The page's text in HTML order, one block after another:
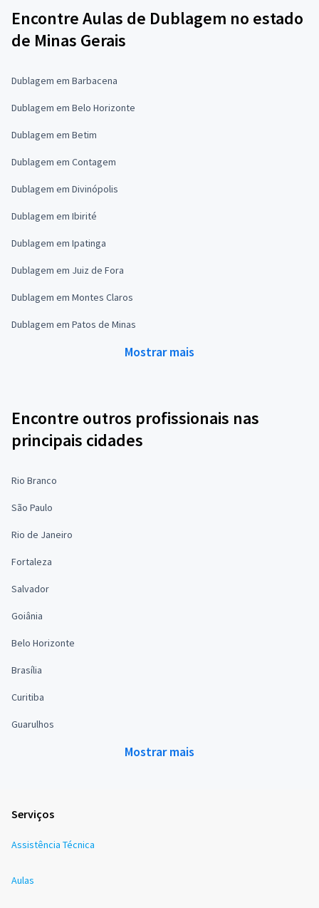
Encontre Aulas de Dublagem no estado
de Minas Gerais
Dublagem em Barbacena
Dublagem em Belo Horizonte
Dublagem em Betim
Dublagem em Contagem
Dublagem em Divinópolis
Dublagem em Ibirité
Dublagem em Ipatinga
Dublagem em Juiz de Fora
Dublagem em Montes Claros
Dublagem em Patos de Minas
Mostrar mais
Encontre outros profissionais nas
principais cidades
Rio Branco
São Paulo
Rio de Janeiro
Fortaleza
Salvador
Goiânia
Belo Horizonte
Brasília
Curitiba
Guarulhos
Mostrar mais
Serviços
Assistência Técnica
Aulas